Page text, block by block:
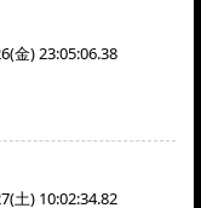
金) 23:05:06.38
土) 10:02:34.82